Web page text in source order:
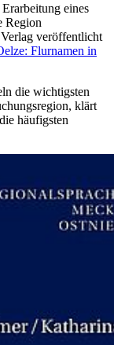
eines
Region
veröffentlicht
Flurnamen in
die wichtigsten
klärt
häufigsten